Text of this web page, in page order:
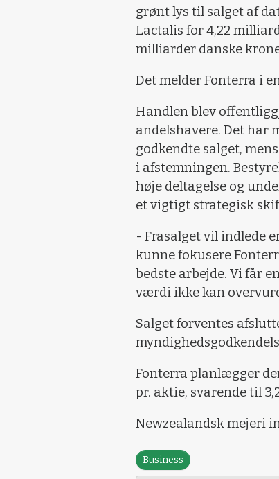
grønt lys til salget af
Lactalis for 4,22
milliarder danske
Det melder Fonterra i
Handlen blev
andelshavere. Det har
godkendte salget,
i afstemningen.
høje deltagelse og
et vigtigt strategisk
- Frasalget vil indlede
kunne fokusere
bedste arbejde. Vi får
værdi ikke kan
Salget forventes
Fonterra planlægger
pr. aktie, svarende til
Newzealandsk mejeri
Business